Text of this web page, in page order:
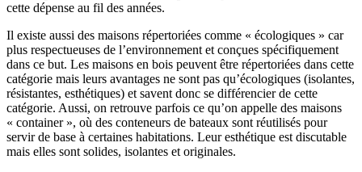
cette dépense au fil des années.
Il existe aussi des maisons répertoriées comme « écologiques » car
plus respectueuses de l’environnement et conçues spécifiquement
dans ce but. Les maisons en bois peuvent être répertoriées dans cette
catégorie mais leurs avantages ne sont pas qu’écologiques (isolantes,
résistantes, esthétiques) et savent donc se différencier de cette
catégorie. Aussi, on retrouve parfois ce qu’on appelle des maisons
« container », où des conteneurs de bateaux sont réutilisés pour
servir de base à certaines habitations. Leur esthétique est discutable
mais elles sont solides, isolantes et originales.